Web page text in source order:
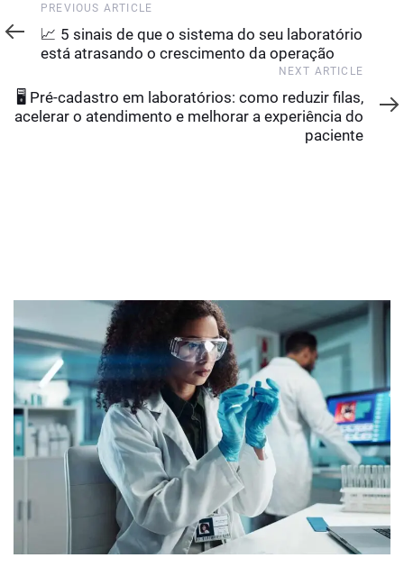
Previous
Article
PREVIOUS ARTICLE
📈 5 sinais de que o sistema do seu laboratório
está atrasando o crescimento da operação
Article
NEXT ARTICLE
🖥️ Pré-cadastro em laboratórios: como reduzir filas,
acelerar o atendimento e melhorar a experiência do
paciente